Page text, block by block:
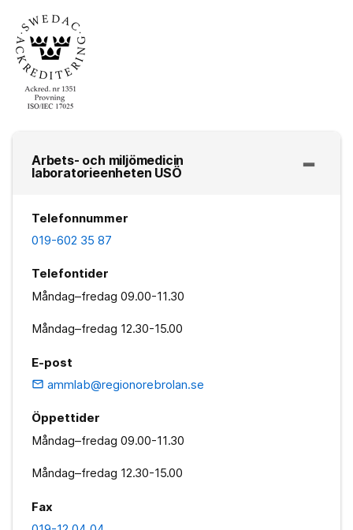
Arbets- och miljömedicin
laboratorieenheten USÖ
Telefonnummer
019-602 35 87
Telefontider
Måndag–fredag 09.00-11.30
Måndag–fredag 12.30-15.00
E-post
email ammlab@regionorebrolan.se
Öppettider
Måndag–fredag 09.00-11.30
Måndag–fredag 12.30-15.00
Fax